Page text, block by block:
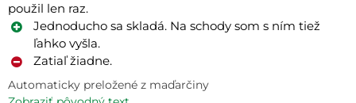
použil len raz.
Jednoducho sa skladá. Na schody som s ním tiež
ľahko vyšla.
Zatiaľ žiadne.
Automaticky preložené z maďarčiny